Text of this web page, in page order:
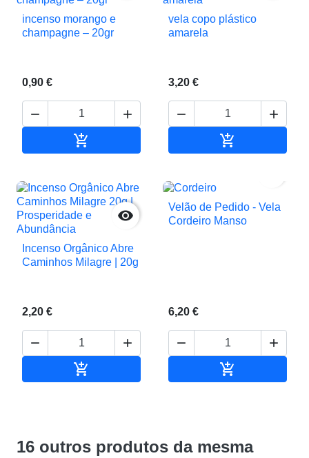
incenso morango e
champagne – 20gr
0,90 €
 

vela copo plástico
amarela
3,20 €
 


Incenso Orgânico Abre
Caminhos Milagre | 20g
2,20 €
 

Velão de Pedido - Vela
Cordeiro Manso
6,20 €
 

16 outros produtos da mesma